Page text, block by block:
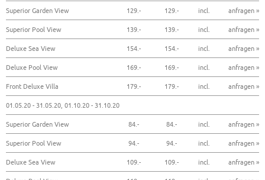
Superior Garden View
129.- 129.- incl.
anfragen »
Superior Pool View
139.- 139.- incl.
anfragen »
Deluxe Sea View
154.- 154.- incl.
anfragen »
Deluxe Pool View
169.- 169.- incl.
anfragen »
Front Deluxe Villa
179.- 179.- incl.
anfragen »
01.05.20 - 31.05.20, 01.10.20 - 31.10.20
Superior Garden View
84.- 84.- incl.
anfragen »
Superior Pool View
94.- 94.- incl.
anfragen »
Deluxe Sea View
109.- 109.- incl.
anfragen »